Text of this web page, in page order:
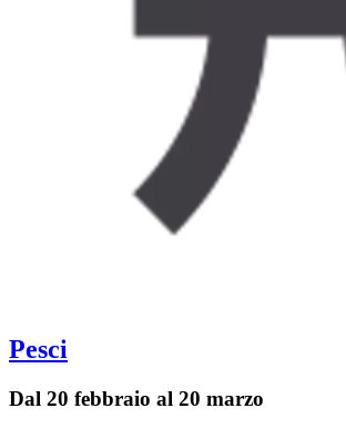
Pesci
Dal 20 febbraio al 20 marzo